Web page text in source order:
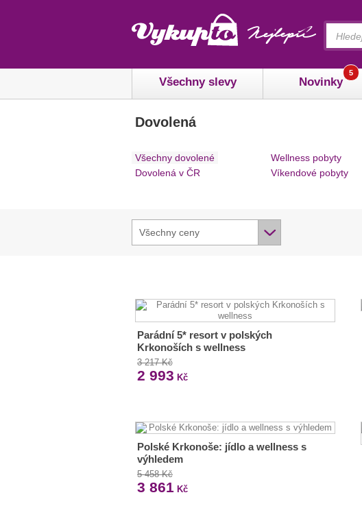
Všechny slevy Novinky
5
Dovolená
Všechny dovolené
Dovolená v ČR
Wellness pobyty
Víkendové pobyty
Všechny ceny
Parádní 5* resort v polských
Krkonoších s wellness
3 217 Kč
2 993 Kč
Polské Krkonoše: jídlo a wellness s
výhledem
5 458 Kč
3 861 Kč